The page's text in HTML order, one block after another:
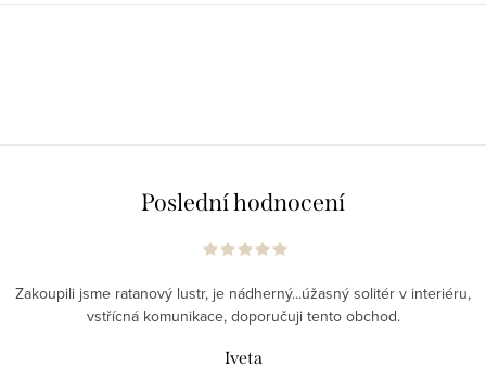
Poslední hodnocení
Zakoupili jsme ratanový lustr, je nádherný...úžasný solitér v interiéru,
vstřícná komunikace, doporučuji tento obchod.
Iveta